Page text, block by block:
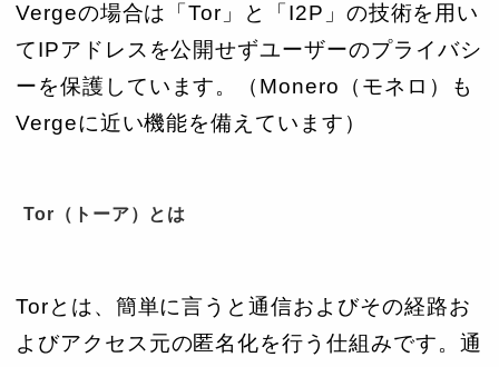
Vergeの場合は「Tor」と「I2P」の技術を用い
てIPアドレスを公開せずユーザーのプライバシ
ーを保護しています。（Monero（モネロ）も
Vergeに近い機能を備えています）
Tor（トーア）とは
Torとは、簡単に言うと通信およびその経路お
よびアクセス元の匿名化を行う仕組みです。通